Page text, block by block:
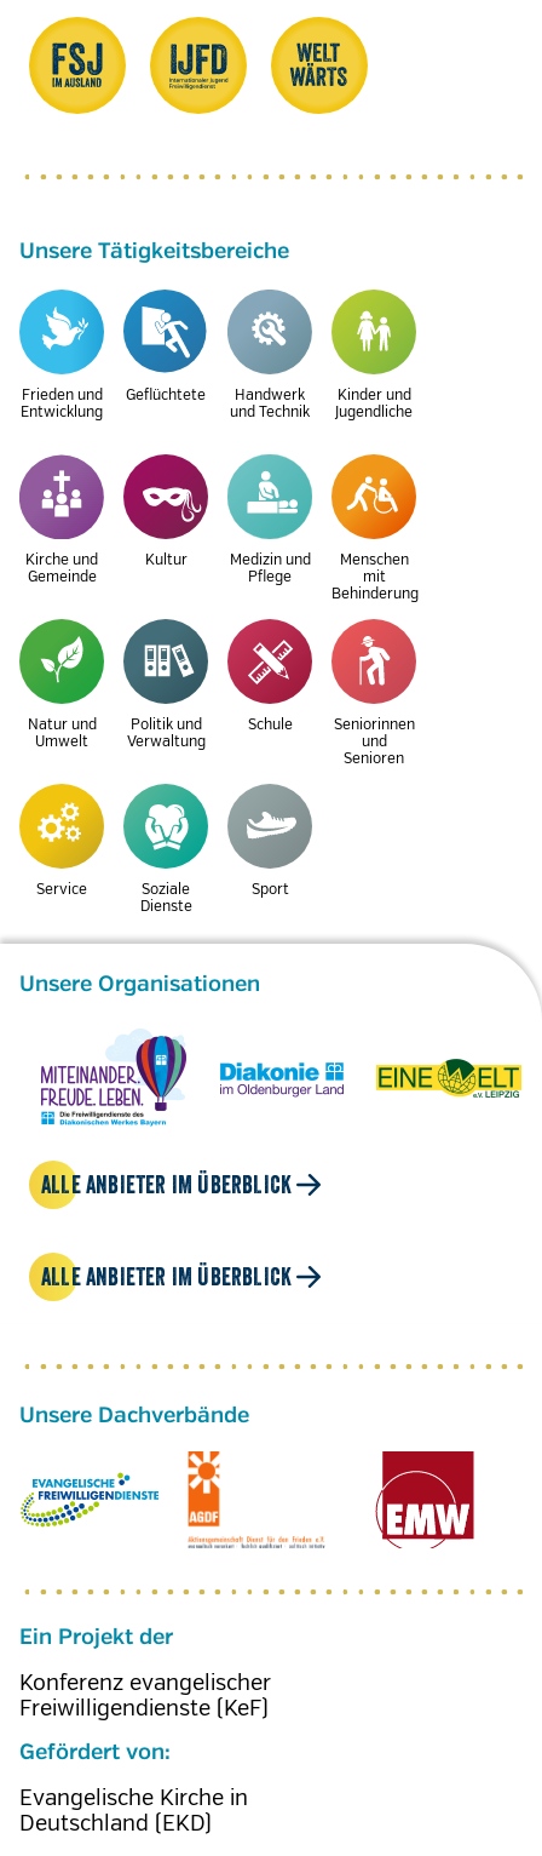
Unsere Tätigkeitsbereiche
Frieden und
Entwicklung
Geflüchtete
Handwerk
und Technik
Kinder und
Jugendliche
Kirche und
Gemeinde
Kultur
Medizin und
Pflege
Menschen
mit
Behinderung
Natur und
Umwelt
Politik und
Verwaltung
Schule
Seniorinnen
und
Senioren
Service
Soziale
Dienste
Sport
Unsere Organisationen
ALLE ANBIETER IM ÜBERBLICK
ALLE ANBIETER IM ÜBERBLICK
Ein Projekt der
Konferenz evangelischer
Freiwilligendienste (KeF)
Gefördert von:
Evangelische Kirche in
Deutschland (EKD)